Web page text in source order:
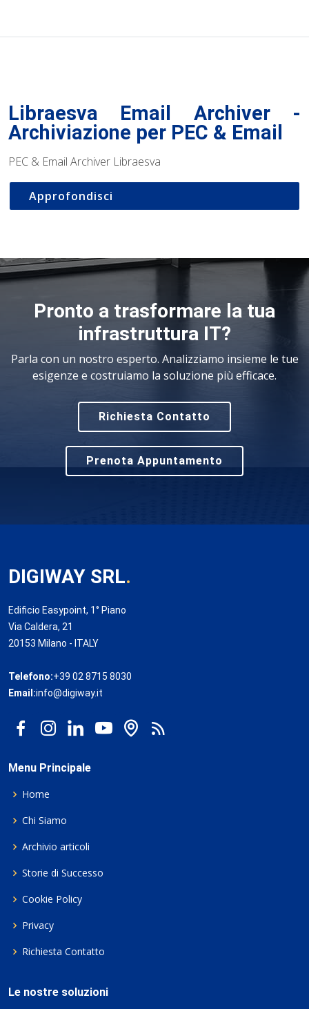
Libraesva Email Archiver -
Archiviazione per PEC & Email
PEC & Email Archiver Libraesva
Approfondisci
Pronto a trasformare la tua
infrastruttura IT?
Parla con un nostro esperto. Analizziamo insieme le tue
esigenze e costruiamo la soluzione più efficace.
Richiesta Contatto
Prenota Appuntamento
DIGIWAY SRL.
Edificio Easypoint, 1° Piano
Via Caldera, 21
20153 Milano - ITALY
Telefono:+39 02 8715 8030
Email:info@digiway.it
Menu Principale
Home
Chi Siamo
Archivio articoli
Storie di Successo
Cookie Policy
Privacy
Richiesta Contatto
Le nostre soluzioni